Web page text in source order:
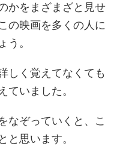
かをまざまざと見せ
の映画を多くの人に
う。
しく覚えてなくても
ていました。
なぞっていくと、こ
と思います。